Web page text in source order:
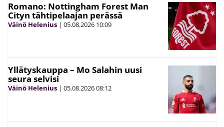
Romano: Nottingham Forest Man
Cityn tähtipelaajan perässä
Väinö Helenius | 05.08.2026 10:09
Yllätyskauppa – Mo Salahin uusi
seura selvisi
Väinö Helenius | 05.08.202608:12